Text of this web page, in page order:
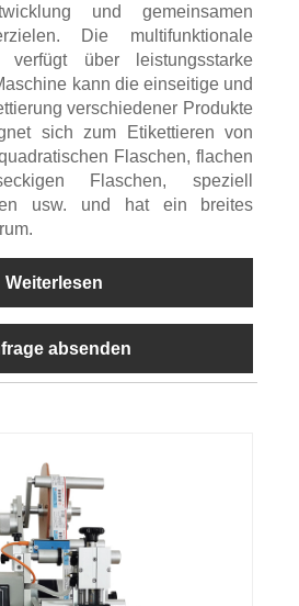
und gemeinsamen
Die multifunktionale
verfügt über leistungsstarke
kann die einseitige und
verschiedener Produkte
sich zum Etikettieren von
Flaschen, flachen
Flaschen, speziell
usw. und hat ein breites
Weiterlesen
absenden